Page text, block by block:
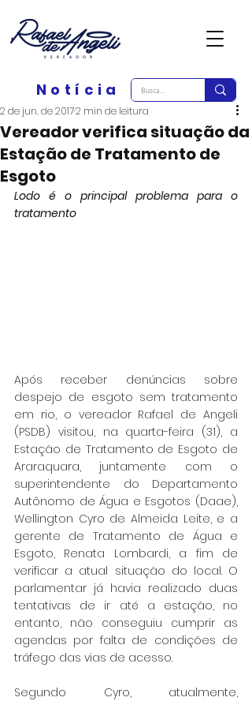
Notícia
Vereador verifica situação da
Estação de Tratamento de
Esgoto
2 de jun. de 20172 min de leitura
Lodo é o principal problema para o
tratamento
Após receber denúncias sobre
despejo de esgoto sem tratamento
em rio, o vereador Rafael de Angeli
(PSDB) visitou, na quarta-feira (31), a
Estação de Tratamento de Esgoto de
Araraquara, juntamente com o
superintendente do Departamento
Autônomo de Água e Esgotos (Daae),
Wellington Cyro de Almeida Leite, e a
gerente de Tratamento de Água e
Esgoto, Renata Lombardi, a fim de
verificar a atual situação do local. O
parlamentar já havia realizado duas
tentativas de ir até a estação, no
entanto, não conseguiu cumprir as
agendas por falta de condições de
tráfego das vias de acesso.
Segundo Cyro, atualmente,